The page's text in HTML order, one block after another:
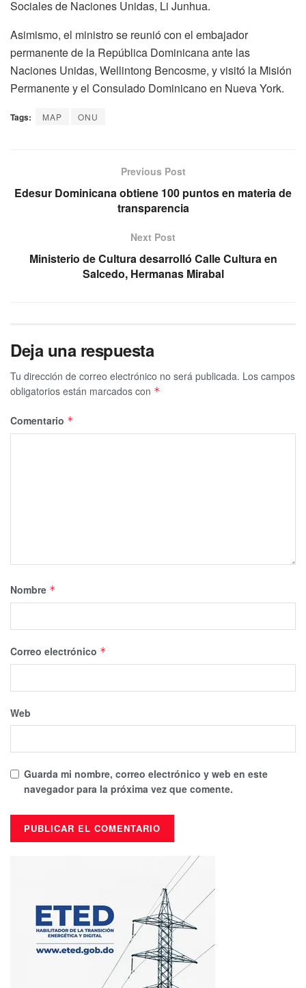
Sociales de Naciones Unidas, Li Junhua.
Asimismo, el ministro se reunió con el embajador
permanente de la República Dominicana ante las
Naciones Unidas, Wellintong Bencosme, y visitó la Misión
Permanente y el Consulado Dominicano en Nueva York.
Tags: MAP ONU
Previous Post
Edesur Dominicana obtiene 100 puntos en materia de
transparencia
Next Post
Ministerio de Cultura desarrolló Calle Cultura en
Salcedo, Hermanas Mirabal
Deja una respuesta
Tu dirección de correo electrónico no será publicada. Los campos
obligatorios están marcados con *
Comentario *
Nombre *
Correo electrónico *
Web
Guarda mi nombre, correo electrónico y web en este
navegador para la próxima vez que comente.